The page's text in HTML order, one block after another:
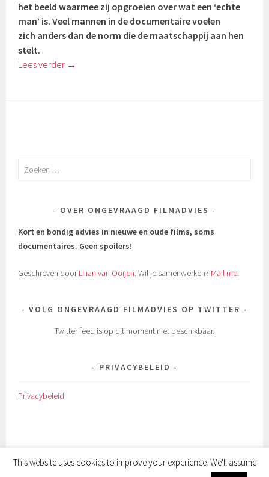
het beeld waarmee zij opgroeien over wat een ‘echte
man’ is. Veel mannen in de documentaire voelen
zich anders dan de norm die de maatschappij aan hen
stelt.
Lees verder →
Zoeken
OVER ONGEVRAAGD FILMADVIES
Kort en bondig advies in nieuwe en oude films, soms
documentaires. Geen spoilers!
Geschreven doorLilian van Ooijen. Wil je samenwerken? Mail me.
VOLG ONGEVRAAGD FILMADVIES OP TWITTER
Twitter feed is op dit moment niet beschikbaar.
PRIVACYBELEID
Privacybeleid
This website uses cookies to improve your experience. We'll assume